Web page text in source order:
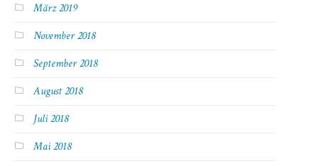
März 2019
November 2018
September 2018
August 2018
Juli 2018
Mai 2018